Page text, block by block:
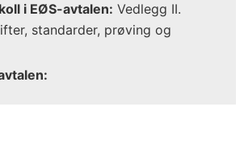
i EØS-avtalen: Vedlegg II.
standarder, prøving og